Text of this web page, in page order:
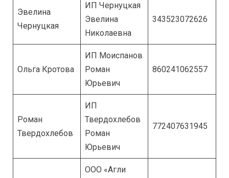
Эвелина
Чернуцкая
ИП Чернуцкая
Эвелина
Николаевна
343523072626
Ольга Кротова
ИП Моиспанов
Роман
Юрьевич
860241062557
Роман
Твердохлебов
ИП
Твердохлебов
Роман
Юрьевич
772407631945
ООО «Агли